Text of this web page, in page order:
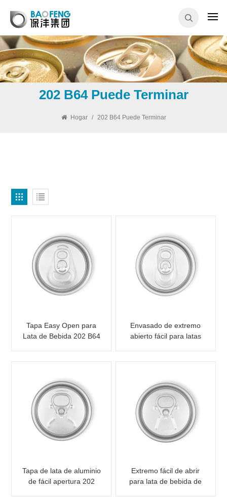
202 B64 Puede Terminar
Hogar / 202 B64 Puede Terminar
Tapa Easy Open para
Lata de Bebida 202 B64
Envasado de extremo
abierto fácil para latas
Tapa de lata de aluminio
de fácil apertura 202
Extremo fácil de abrir
para lata de bebida de